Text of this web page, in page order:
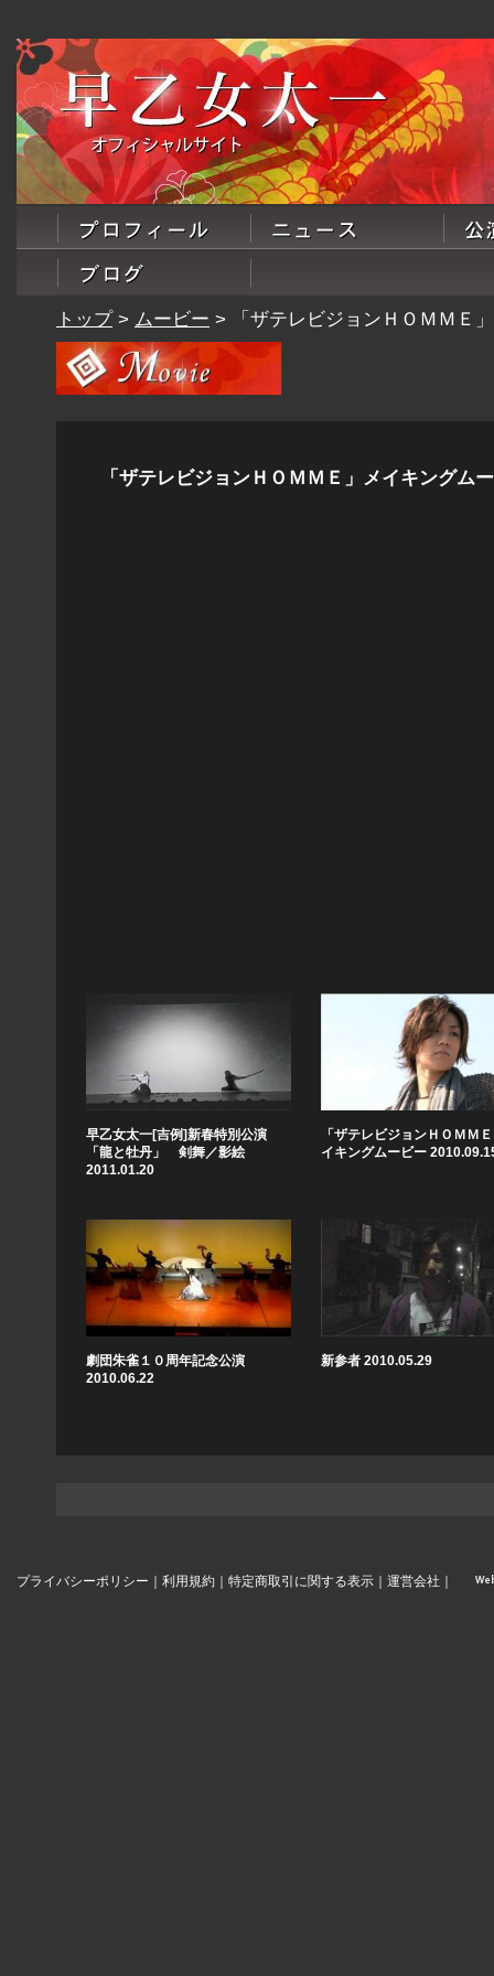
トップ> ムービー > 「ザテレビジョンＨＯＭＭＥ
「ザテレビジョンＨＯＭＭＥ」メイキングム
早乙女太一[吉例]新春特別公演
「龍と牡丹」 剣舞／影絵
2011.01.20
「ザテレビジョンＨＯＭＭ
イキングムービー
劇団朱雀１０周年記念公演
2010.06.22
新参者 2010.05.29
プライバシーポリシー 利用規約 特定商取引に関する表示 運営会社